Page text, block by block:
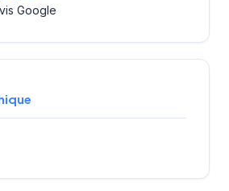
Google